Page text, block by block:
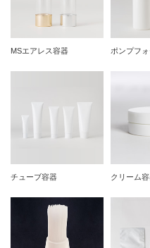
MSエアレス容器 ポンプフ
チューブ容器 クリーム